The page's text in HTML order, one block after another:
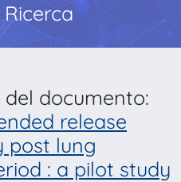
del documento:
release
post lung
: a pilot study